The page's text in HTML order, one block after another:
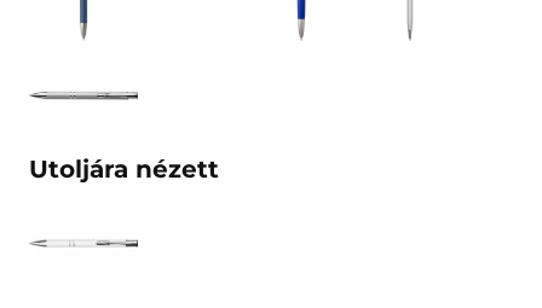
Utoljára nézett